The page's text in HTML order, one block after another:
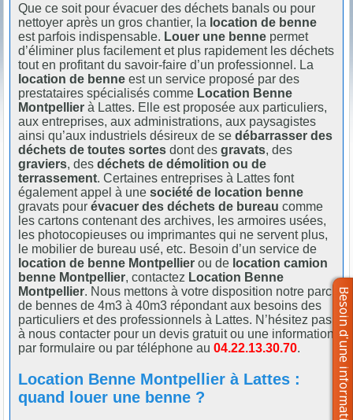
Que ce soit pour évacuer des déchets banals ou pour
nettoyer après un gros chantier, la location de benne
est parfois indispensable. Louer une benne permet
d’éliminer plus facilement et plus rapidement les déchets
tout en profitant du savoir-faire d’un professionnel. La
location de benne est un service proposé par des
prestataires spécialisés comme Location Benne
Montpellier à Lattes. Elle est proposée aux particuliers,
aux entreprises, aux administrations, aux paysagistes
ainsi qu’aux industriels désireux de sedébarrasser des
déchets de toutes sortes dont desgravats, des
graviers, desdéchets de démolition ou de
terrassement. Certaines entreprises à Lattes font
également appel à unesociété de location benne
gravats pourévacuer des déchets de bureau comme
les cartons contenant des archives, les armoires usées,
les photocopieuses ou imprimantes qui ne servent plus,
le mobilier de bureau usé, etc. Besoin d’un service de
location de benne Montpellier ou de location camion
benne Montpellier, contactez Location Benne
Montpellier. Nous mettons à votre disposition notre parc
de bennes de 4m3 à 40m3 répondant aux besoins des
particuliers et des professionnels à Lattes. N’hésitez pas
à nous contacter pour un devis gratuit ou une information
par formulaire ou par téléphone au04.22.13.30.70.
Location Benne Montpellier à Lattes :
quand louer une benne ?